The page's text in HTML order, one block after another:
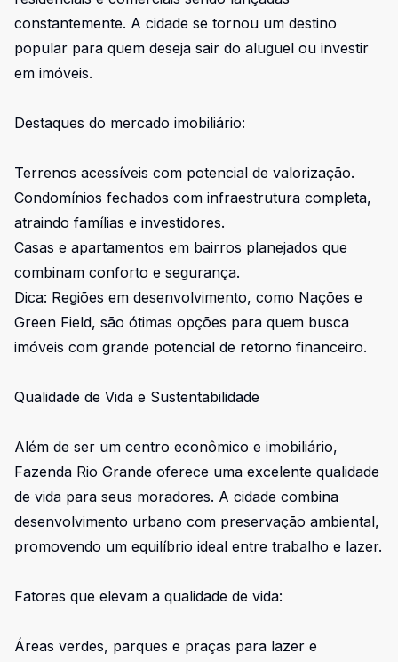
constantemente. A cidade se tornou um destino
popular para quem deseja sair do aluguel ou investir
em imóveis.
Destaques do mercado imobiliário:
Terrenos acessíveis com potencial de valorização.
Condomínios fechados com infraestrutura completa,
atraindo famílias e investidores.
Casas e apartamentos em bairros planejados que
combinam conforto e segurança.
Dica: Regiões em desenvolvimento, como Nações e
Green Field, são ótimas opções para quem busca
imóveis com grande potencial de retorno financeiro.
Qualidade de Vida e Sustentabilidade
Além de ser um centro econômico e imobiliário,
Fazenda Rio Grande oferece uma excelente qualidade
de vida para seus moradores. A cidade combina
desenvolvimento urbano com preservação ambiental,
promovendo um equilíbrio ideal entre trabalho e lazer.
Fatores que elevam a qualidade de vida:
Áreas verdes, parques e praças para lazer e